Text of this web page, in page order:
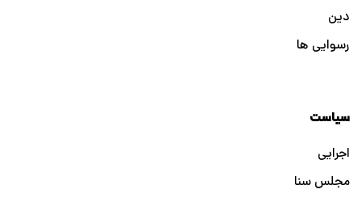
دین
رسوایی ها
سیاست
اجرایی
مجلس سنا